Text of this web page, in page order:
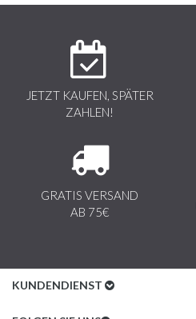
JETZT KAUFEN, SPÄTER
ZAHLEN!
GRATIS VERSAND
AB 75€
KUNDENDIENST
Kundenservice